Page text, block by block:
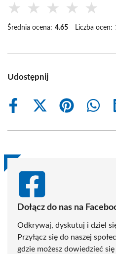
★ ★ ★ ★ ★
Średnia ocena: 4.65 Liczba ocen:
Udostępnij
Share
Share
(Twitter)
Share
Share
Dołącz do nas na
Odkrywaj, dyskutuj i dziel
Przyłącz się do naszej
gdzie możesz dowiedzieć